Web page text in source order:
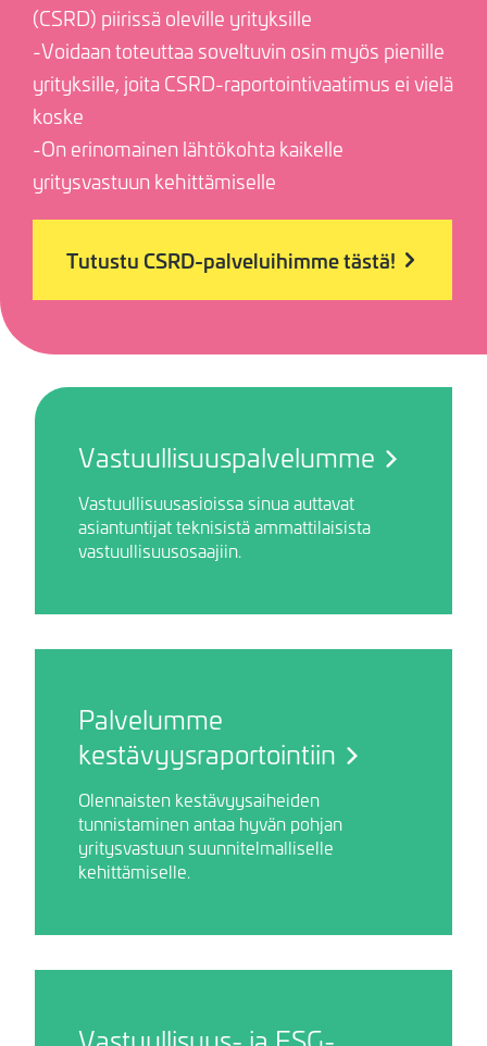
(CSRD) piirissä oleville yrityksille
-Voidaan toteuttaa soveltuvin osin myös pienille
yrityksille, joita CSRD-raportointivaatimus ei vielä
koske
-On erinomainen lähtökohta kaikelle
yritysvastuun kehittämiselle
Tutustu CSRD-palveluihimme tästä!
Vastuullisuuspalvelumme
Vastuullisuusasioissa sinua auttavat
asiantuntijat teknisistä ammattilaisista
vastuullisuusosaajiin.
Palvelumme
kestävyysraportointiin
Olennaisten kestävyysaiheiden
tunnistaminen antaa hyvän pohjan
yritysvastuun suunnitelmalliselle
kehittämiselle.